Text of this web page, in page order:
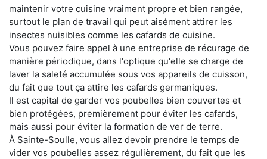
maintenir votre cuisine vraiment propre et bien rangée,
surtout le plan de travail qui peut aisément attirer les
insectes nuisibles comme les cafards de cuisine.
Vous pouvez faire appel à une entreprise de récurage de
manière périodique, dans l'optique qu'elle se charge de
laver la saleté accumulée sous vos appareils de cuisson,
du fait que tout ça attire les cafards germaniques.
Il est capital de garder vos poubelles bien couvertes et
bien protégées, premièrement pour éviter les cafards,
mais aussi pour éviter la formation de ver de terre.
À Sainte-Soulle, vous allez devoir prendre le temps de
vider vos poubelles assez régulièrement, du fait que les